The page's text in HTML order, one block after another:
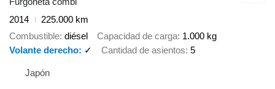
2014
225.000 km
Combustible diésel Capacidad de carga 1.000 kg
Volante derecho
✓ Cantidad de asientos 5
Japón